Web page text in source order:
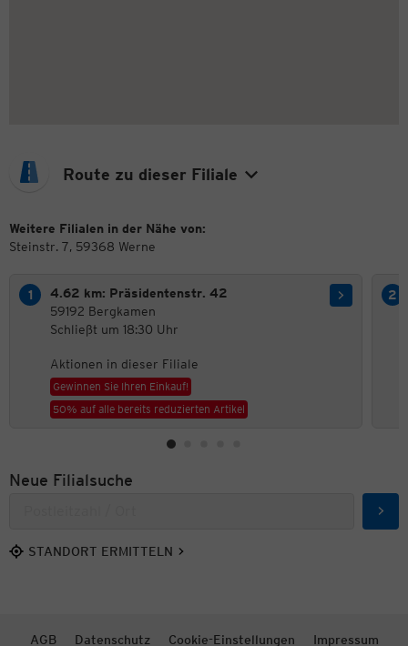
Route zu dieser Filiale
Weitere Filialen in der Nähe von:
Steinstr. 7, 59368 Werne
4.62 km: Präsidentenstr. 42
59192 Bergkamen
Schließt um 18:30 Uhr
Aktionen in dieser Filiale
Gewinnen Sie Ihren Einkauf!
50% auf alle bereits reduzierten Artikel
Neue Filialsuche
STANDORT ERMITTELN
AGB Datenschutz Cookie-Einstellungen Impressum